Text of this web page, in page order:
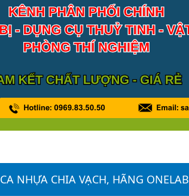
CA NHỰA CHIA VẠCH, HÃNG ONELAB